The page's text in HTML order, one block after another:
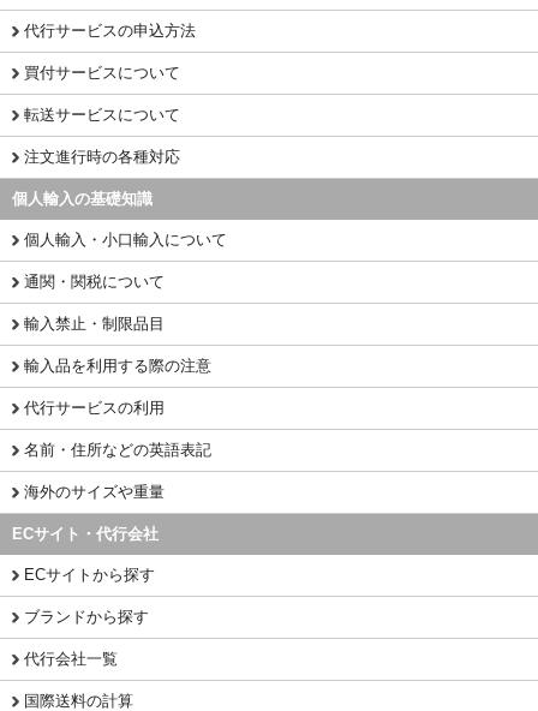
代行サービスの申込方法
買付サービスについて
転送サービスについて
注文進行時の各種対応
個人輸入の基礎知識
個人輸入・小口輸入について
通関・関税について
輸入禁止・制限品目
輸入品を利用する際の注意
代行サービスの利用
名前・住所などの英語表記
海外のサイズや重量
ECサイト・代行会社
ECサイトから探す
ブランドから探す
代行会社一覧
国際送料の計算